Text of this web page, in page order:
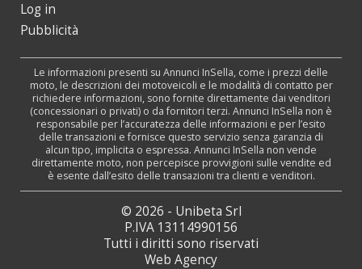
Log in
Pubblicità
Le informazioni presenti su Annunci InSella, come i prezzi delle
moto, le descrizioni dei motoveicoli e le modalità di contatto per
richiedere informazioni, sono fornite direttamente dai venditori
(concessionari o privati) o da fornitori terzi. Annunci InSella non è
responsabile per l’accuratezza delle informazioni e per l’esito
delle transazioni e fornisce questo servizio senza garanzia di
alcun tipo, implicita o espressa. Annunci InSella non vende
direttamente moto, non percepisce provvigioni sulle vendite ed
è esente dall’esito delle transazioni tra clienti e venditori.
© 2026 - Unibeta Srl
P.IVA 13114990156
Tutti i diritti sono riservati
Web Agency